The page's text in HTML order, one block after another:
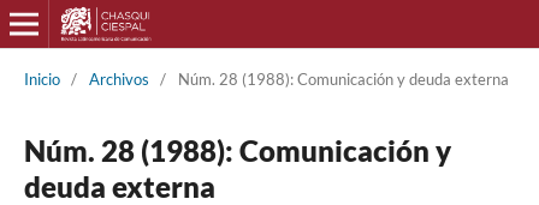
Inicio / Archivos / Núm. 28 (1988): Comunicación y deuda externa
Núm. 28 (1988): Comunicación y
deuda externa